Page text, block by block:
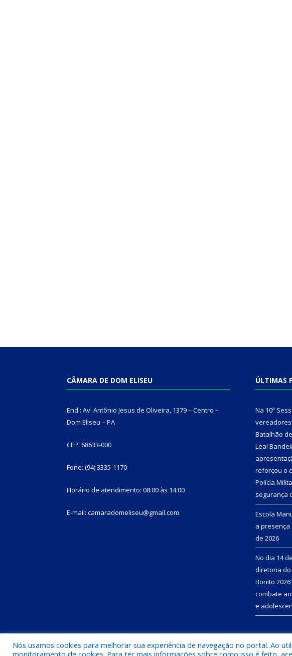
CÂMARA DE DOM ELISEU
End.: Av. Antônio Jesus de Oliveira, 1379 – Centro –
Dom Eliseu – PA
CEP: 68633-000
Fone: (94) 3335-1170
Horário de atendimento: 08:00 às 14:00
E-mail: camaradomeliseu@gmail.com
ÚLTIMAS
Na 10ª
vereadores
Batalhão
Leal
reforçou o
Polícia
segurança
Escola
a presença
de 2026
No dia 14
diretoria do
Bonito
combate
e
Todos os direitos reservados a Câmara Municipal de Dom Eliseu.
Nós usamos cookies para melhorar sua experiência de navegação no portal. Ao
monitoramento de cookies. Para ter mais informações sobre como isso é feito,